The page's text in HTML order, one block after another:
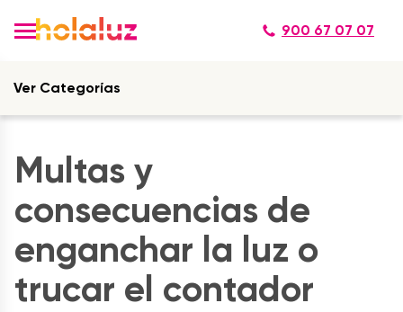
900 67 07 07
Ver Categorías
Multas y
consecuencias de
enganchar la luz o
trucar el contador